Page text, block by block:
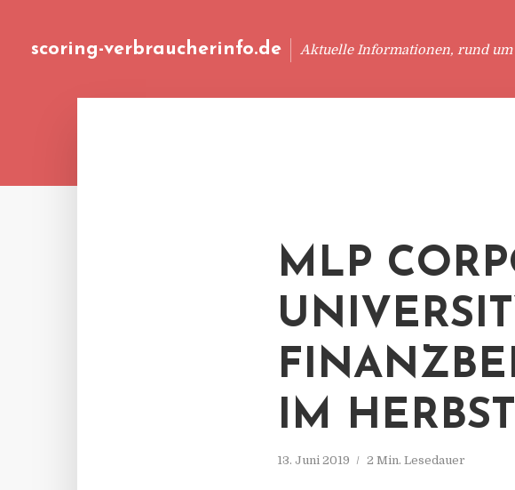
scoring-verbraucherinfo.de Aktuelle Informationen, rund um
MLP
IM HERBST
13. Juni 2019 2 Min. Lesedauer